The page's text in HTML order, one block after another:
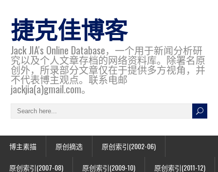
捷克佳博客
Jack JIA's Online Database，一个用于新闻分析研
究以及个人文章存档的网络资料库。除署名原
创外，所录部分文章仅在于提供多方视角，并
不代表博主观点。联系电邮
jackjia(a)gmail.com。
博主素描 原创摘选 原创索引(2002-06)
原创索引(2007-08) 原创索引(2009-10) 原创索引(2011-12)